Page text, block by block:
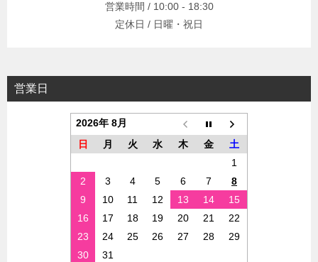
営業時間 / 10:00 - 18:30
定休日 / 日曜・祝日
営業日
2026年 8月
日
月 火 水 木 金
土
1
2
3 4 5 6 7
8
9
10 11 12 13 14
15
16
17 18 19 20 21
22
23
24 25 26 27 28
29
30
31